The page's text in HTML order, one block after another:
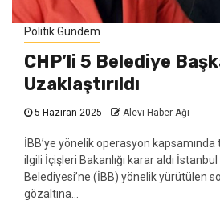
Politik Gündem
CHP’li 5 Belediye
Uzaklaştırıldı
5 Haziran 2025 Alevi Haber Ağı
İBB’ye yönelik operasyon
ilgili İçişleri Bakanlığı karar aldı
Belediyesi’ne (İBB) yönelik yürütülen
gözaltına...